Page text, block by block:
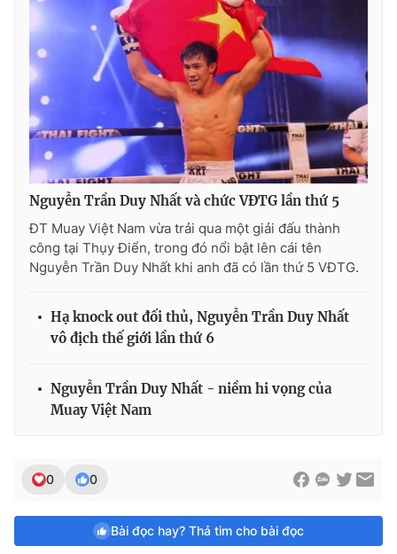
Nguyễn Trần Duy Nhất và chức VĐTG lần thứ 5
ĐT Muay Việt Nam vừa trải qua một giải đấu thành
công tại Thụy Điển, trong đó nổi bật lên cái tên
Nguyễn Trần Duy Nhất khi anh đã có lần thứ 5 VĐTG.
Hạ knock out đối thủ, Nguyễn Trần Duy Nhất
vô địch thế giới lần thứ 6
Nguyễn Trần Duy Nhất - niềm hi vọng của
Muay Việt Nam
0 0
Bài đọc hay? Thả tim cho bài đọc